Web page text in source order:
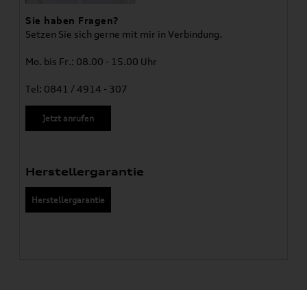
Sie haben Fragen?
Setzen Sie sich gerne mit mir in Verbindung.
Mo. bis Fr.: 08.00 - 15.00 Uhr
Tel: 0841 / 4914 - 307
Jetzt anrufen
Herstellergarantie
Herstellergarantie